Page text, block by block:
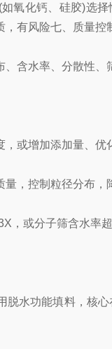
化钙、硅胶)选择
有风险七、质量控
含水率、分散性、
或增加添加量、优
，控制粒径分布，
，或分子筛含水率
功能填料，核心